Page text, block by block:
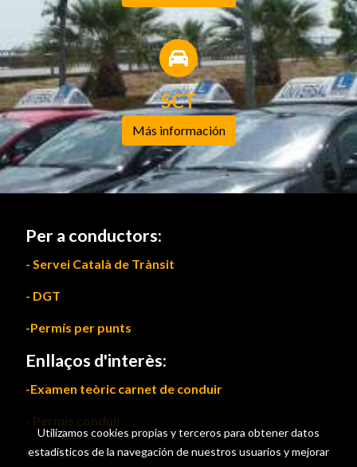
SCT
Más información
Per a conductors:
- Servei Català de Trànsit
- DGT
-Permís per punts
Enllaços d'interès:
-Examen teòric carnet de conduir
- Permís conduir
CASTELLANO
Utilizamos cookies propias y terceros para obtener datos
estadísticos de la navegación de nuestros usuarios y mejorar